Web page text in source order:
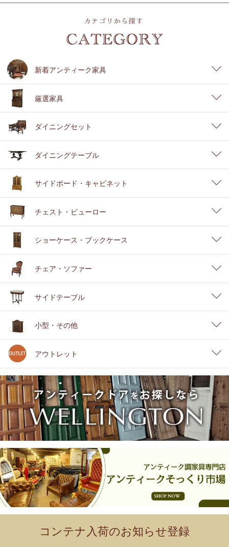
新着アンティーク家具
厳選家具
ダイニングセット
ダイニングテーブル
サイドボード・キャビネット
チェスト・ビューロー
ショーケース・ブックケース
チェア・ソファー
サイドテーブル
小型・その他
アウトレット
コンテナ入荷のお知らせ登録